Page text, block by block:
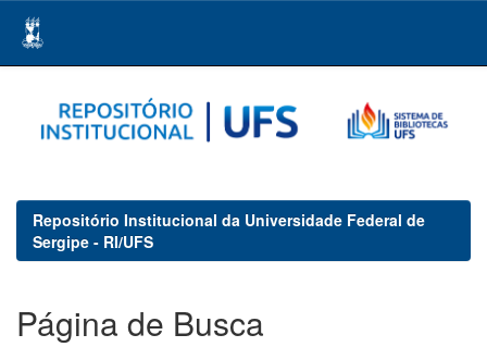
navigation
Repositório Institucional da Universidade Federal de
Sergipe - RI/UFS
Página de Busca